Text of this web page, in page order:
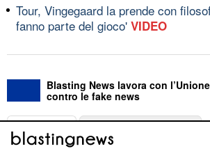
Tour, Vingegaard la prende con
fanno parte del gioco' VIDEO
Blasting News lavora con
contro le fake news
ABOUT